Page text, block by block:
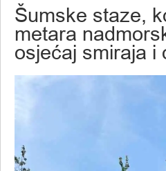
Šumske staze,
metara
osjećaj smiraja i